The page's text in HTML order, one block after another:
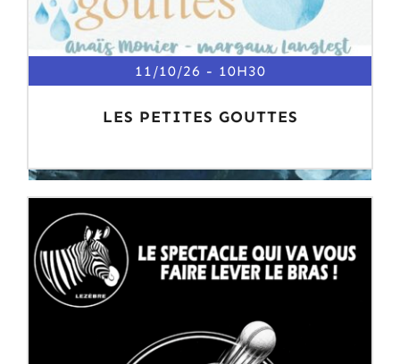
11/10/26 10H30
LES PETITES GOUTTES